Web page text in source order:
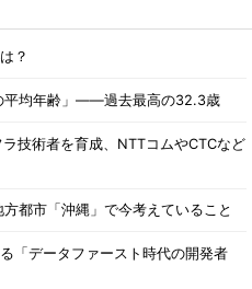
？
平均年齢」――過去最高の32.3歳
技術者を育成、NTTコムやCTCなど
都市「沖縄」で今考えていること
「データファースト時代の開発者